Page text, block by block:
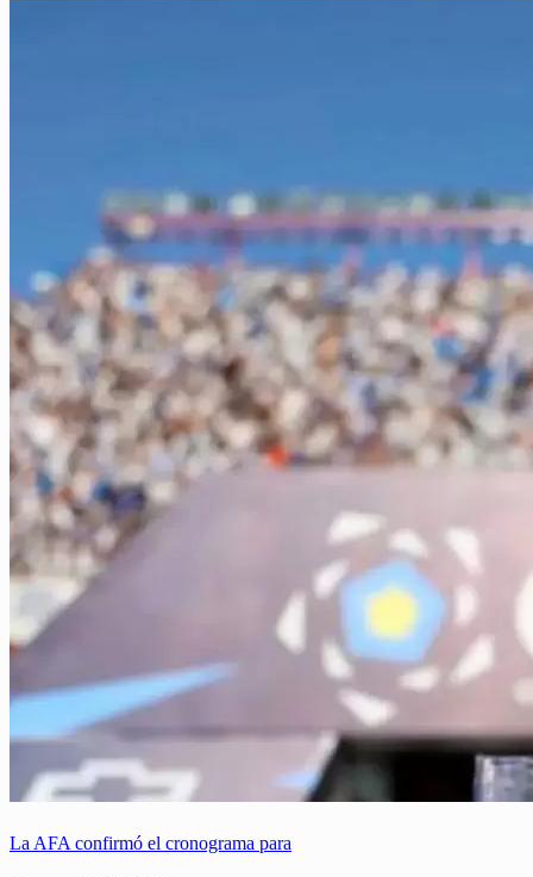
La AFA confirmó el cronograma para